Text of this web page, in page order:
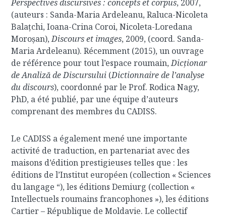
Perspectives discursives : concepts et corpus, 2007,
(auteurs : Sanda-Maria Ardeleanu, Raluca-Nicoleta
Balațchi, Ioana-Crina Coroi, Nicoleta-Loredana
Moroșan),Discours et images, 2009, (coord. Sanda-
Maria Ardeleanu). Récemment (2015), un ouvrage
de référence pour tout l’espace roumain,Dicționar
de Analiză de Discursului (Dictionnaire de l’analyse
du discours), coordonné par le Prof. Rodica Nagy,
PhD, a été publié, par une équipe d’auteurs
comprenant des membres du CADISS.
Le CADISS a également mené une importante
activité de traduction, en partenariat avec des
maisons d’édition prestigieuses telles que : les
éditions de l’Institut européen (collection « Sciences
du langage “), les éditions Demiurg (collection «
Intellectuels roumains francophones »), les éditions
Cartier – République de Moldavie. Le collectif